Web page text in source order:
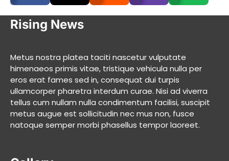
Rising News
Metus nostra platea taciti nascetur vulputate
himenaeos primis vitae, tristique vehicula nulla per
eros erat fames sed in, consequat dui turpis
ullamcorper pharetra interdum curae. Nisi ad viverra
tellus cum nullam nulla condimentum facilisi, suscipit
metus augue est sollicitudin nec mus non, fusce
natoque semper morbi phasellus tempor laoreet.